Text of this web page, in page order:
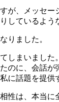
が、メッセ
しているよう
りました。
しまいました。
のに、会話
に話題を提供
性は、本当